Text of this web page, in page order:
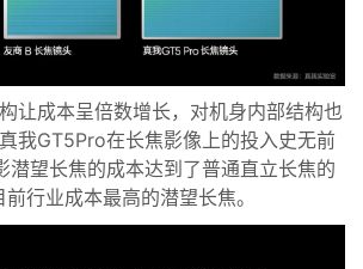
让成本呈倍数增长，对机身内部结构也
真我GT5Pro在长焦影像 上的投入史无前
潜望长焦的成本达到 了普通直立长焦的
前行业成本最高的潜望长焦。